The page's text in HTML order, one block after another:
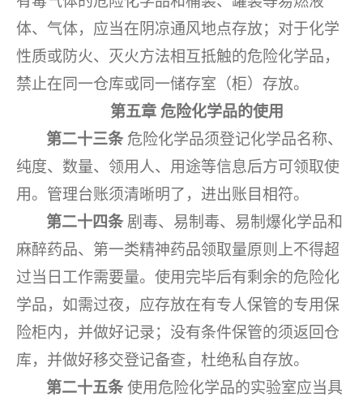
体、气体，应当在阴凉通风地点存放；对于化学
性质或防火、灭火方法相互抵触的危险化学品，
禁止在同一仓库或同一储存室（柜）存放。
第五章 危险化学品的使用
第二十三条 危险化学品须登记化学品名称、
纯度、数量、领用人、用途等信息后方可领取使
用。管理台账须清晰明了，进出账目相符。
第二十四条 剧毒、易制毒、易制爆化学品和
麻醉药品、第一类精神药品领取量原则上不得超
过当日工作需要量。使用完毕后有剩余的危险化
学品，如需过夜，应存放在有专人保管的专用保
险柜内，并做好记录；没有条件保管的须返回仓
库，并做好移交登记备查，杜绝私自存放。
第二十五条 使用危险化学品的实验室应当具